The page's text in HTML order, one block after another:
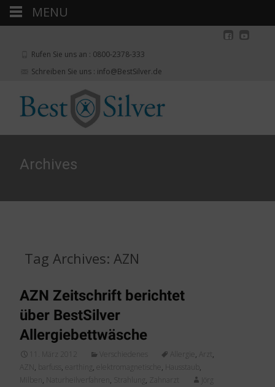
Rufen Sie uns an : 0800-2378-333
Schreiben Sie uns : info@BestSilver.de
Archives
Tag Archives: AZN
AZN Zeitschrift berichtet
über BestSilver
Allergiebettwäsche
11. März 2012 Verschiedenes Allergie , Arzt,
AZN , barfuss , earthing , elektromagnetische , Hausstaub ,
, Naturheilverfahren , Strahlung , Zahnarzt
MENU